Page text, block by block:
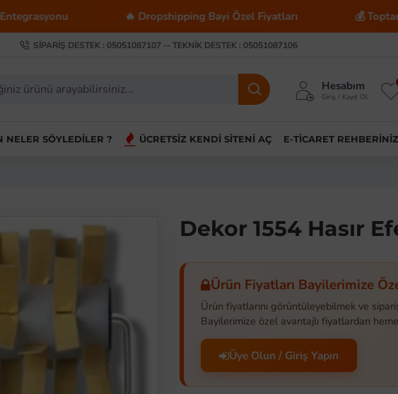
🔥 Dropshipping Bayi Özel Fiyatları 💰 Toptan
SIPARIŞ DESTEK : 05051087107 -- TEKNIK DESTEK : 05051087106
Hesabım
Giriş / Kayıt Ol
NELER SÖYLEDILER ? ÜCRETSIZ KENDI SITENI AÇ E-TICARET REHBERINIZ
Dekor 1554 Hasır
Ürün Fiyatları Bayilerimize
Ürün fiyatlarını görüntüleyebilmek ve
Bayilerimize özel avantajlı fiyatlardan
Üye Olun / Giriş Yapın